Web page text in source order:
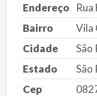
Endereço
Bairro
Vila
Cidade
São
Estado
São
Cep